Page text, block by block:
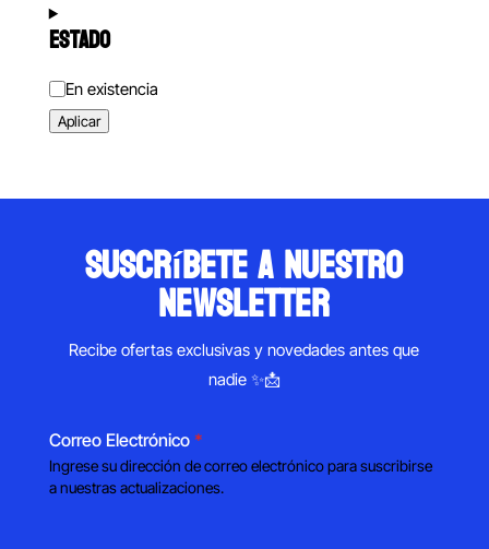
ESTADO
Estado
En existencia
Aplicar
suscríbete a nuestro
newsletter
Recibe ofertas exclusivas y novedades antes que
nadie ✨📩
Correo Electrónico *
Ingrese su dirección de correo electrónico para suscribirse
a nuestras actualizaciones.